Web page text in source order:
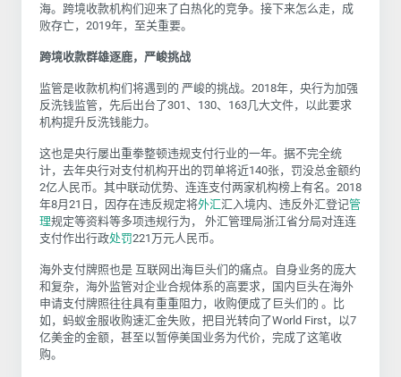
海。跨境收款机构们迎来了白热化的竞争。接下来怎么走，成
败存亡，2019年，至关重要。
跨境收款群雄逐鹿，严峻挑战
监管是收款机构们将遇到的 严峻的挑战。2018年，央行为加强
反洗钱监管，先后出台了301、130、163几大文件，以此要求
机构提升反洗钱能力。
这也是央行屡出重拳整顿违规支付行业的一年。据不完全统
计，去年央行对支付机构开出的罚单将近140张，罚没总金额约
2亿人民币。其中联动优势、连连支付两家机构榜上有名。2018
年8月21日，因存在违反规定将外汇汇入境内、违反外汇登记管
理规定等资料等多项违规行为， 外汇管理局浙江省分局对连连
支付作出行政处罚221万元人民币。
海外支付牌照也是 互联网出海巨头们的痛点。自身业务的庞大
和复杂，海外监管对企业合规体系的高要求，国内巨头在海外
申请支付牌照往往具有重重阻力，收购便成了巨头们的 。比
如，蚂蚁金服收购速汇金失败，把目光转向了World First，以7
亿美金的金额，甚至以暂停美国业务为代价，完成了这笔收
购。